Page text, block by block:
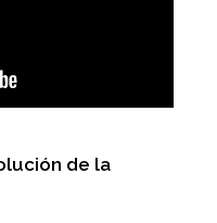
de la